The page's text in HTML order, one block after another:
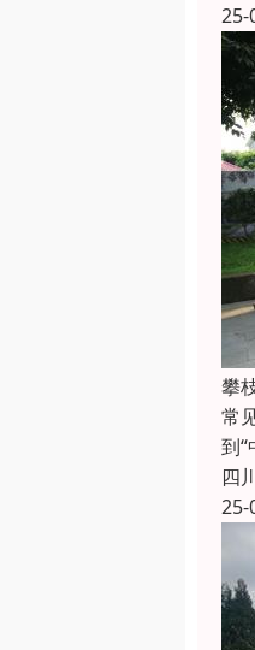
25-
攀
常
到
四
25-